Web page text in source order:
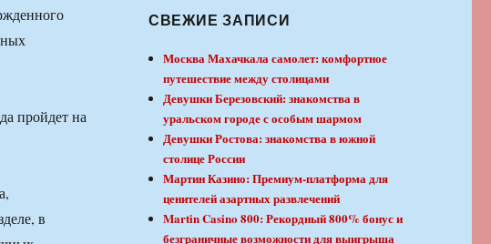
пройдет на
в
СВЕЖИЕ ЗАПИСИ
Москва Махачкала самолет: комфортное
путешествие между столицами
Девушки Березовский: знакомства в
уральском городе с особым шармом
Девушки Ростова: знакомства в южной
столице России
Мартин Казино: Премиум-платформа для
ценителей азартных развлечений
Martin Casino 800: Рекордный 800% бонус и
безграничные возможности для выигрыша